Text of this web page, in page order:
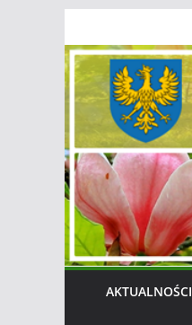
do
treści
AKTUALNOŚCI